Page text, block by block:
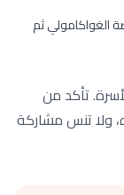
الغواكامولي ثم
تأكد من
ولا تنس مشاركة